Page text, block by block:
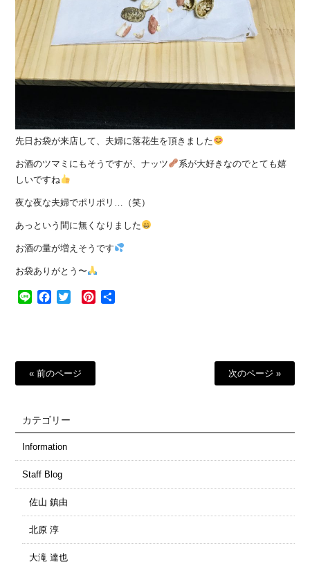
先日お袋が来店して、夫婦に落花生を頂きました
お酒のツマミにもそうですが、ナッツ
系が大好きなのでとても嬉
しいですね
夜な夜な夫婦でポリポリ…（笑）
あっという間に無くなりました
お酒の量が増えそうです
お袋ありがとう〜
Line Facebook
Twitter Pinterest
« 前のページ 次のページ »
カテゴリー
Information
Staff Blog
佐山 鎮由
北原 淳
大滝 達也